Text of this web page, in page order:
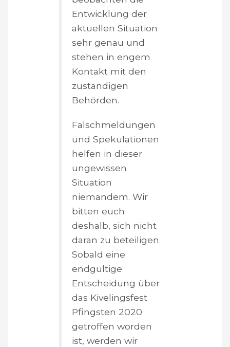
Entwicklung der
aktuellen Situation
sehr genau und
stehen in engem
Kontakt mit den
zuständigen
Behörden.
Falschmeldungen
und Spekulationen
helfen in dieser
ungewissen
Situation
niemandem. Wir
bitten euch
deshalb, sich nicht
daran zu beteiligen.
Sobald eine
endgültige
Entscheidung über
das Kivelingsfest
Pfingsten 2020
getroffen worden
ist, werden wir